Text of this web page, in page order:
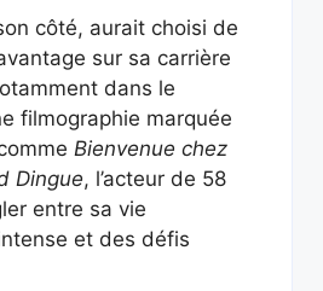
côté, aurait choisi de
sur sa carrière
dans le
filmographie marquée
Bienvenue chez
Dingue, l’acteur de 58
entre sa vie
et des défis